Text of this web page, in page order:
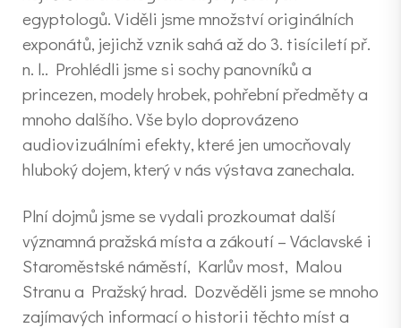
egyptologů. Viděli jsme množství originálních
exponátů, jejichž vznik sahá až do 3. tisíciletí př.
n. l.. Prohlédli jsme si sochy panovníků a
princezen, modely hrobek, pohřební předměty a
mnoho dalšího. Vše bylo doprovázeno
audiovizuálními efekty, které jen umocňovaly
hluboký dojem, který v nás výstava zanechala.
Plní dojmů jsme se vydali prozkoumat další
významná pražská místa a zákoutí – Václavské i
Staroměstské náměstí, Karlův most, Malou
Stranu a Pražský hrad. Dozvěděli jsme se mnoho
zajímavých informací o historii těchto míst a